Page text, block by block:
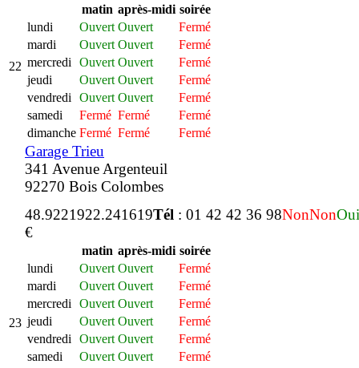
22
matin après-midi soirée
lundi
Ouvert Ouvert
Fermé
mardi
Ouvert Ouvert
Fermé
mercredi
Ouvert Ouvert
Fermé
jeudi
Ouvert Ouvert
Fermé
vendredi
Ouvert Ouvert
Fermé
samedi
Fermé Fermé
Fermé
dimanche Fermé Fermé Fermé
Garage Trieu
341 Avenue Argenteuil
92270 Bois Colombes
23
48.9221922.241619Tél : 01 42 42 36 98NonNonOui
€
matin après-midi soirée
lundi
Ouvert Ouvert
Fermé
mardi
Ouvert Ouvert
Fermé
mercredi
Ouvert Ouvert
Fermé
jeudi
Ouvert Ouvert
Fermé
vendredi
Ouvert Ouvert
Fermé
samedi
Ouvert Ouvert
Fermé